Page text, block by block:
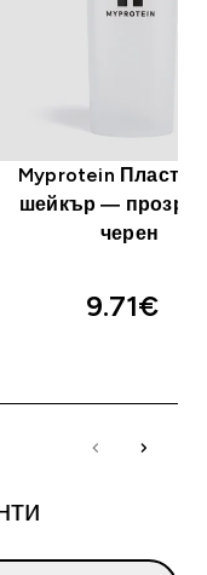
Myprotein
шейкър —
черен
9.71€‎